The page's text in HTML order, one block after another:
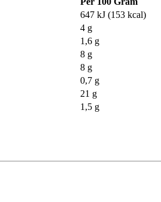
647 kJ (153 kcal)
4 g
1,6 g
8 g
8 g
0,7 g
21 g
1,5 g